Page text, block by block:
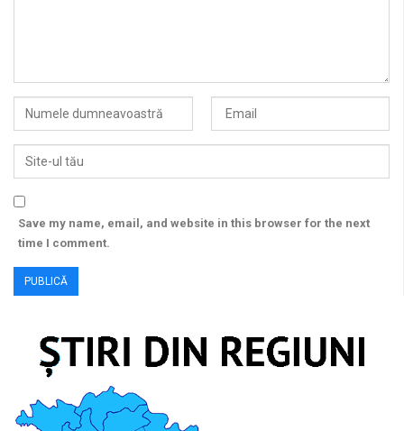
Save my name, email, and website in this browser for the next
time I comment.